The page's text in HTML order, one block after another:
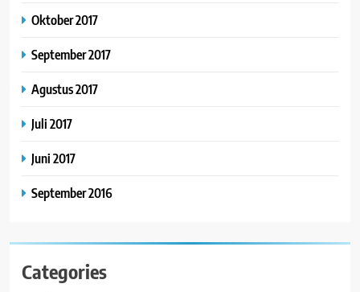
Oktober 2017
September 2017
Agustus 2017
Juli 2017
Juni 2017
September 2016
Categories